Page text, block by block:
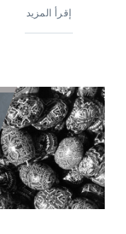
إقرأ المزيد